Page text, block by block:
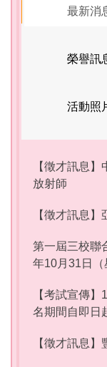
最新消
榮譽訊
活動照
【徵才訊息
放射師
【徵才訊息
第一屆三校聯
年10月31日
【考試宣傳
名期間自即日
【徵才訊息